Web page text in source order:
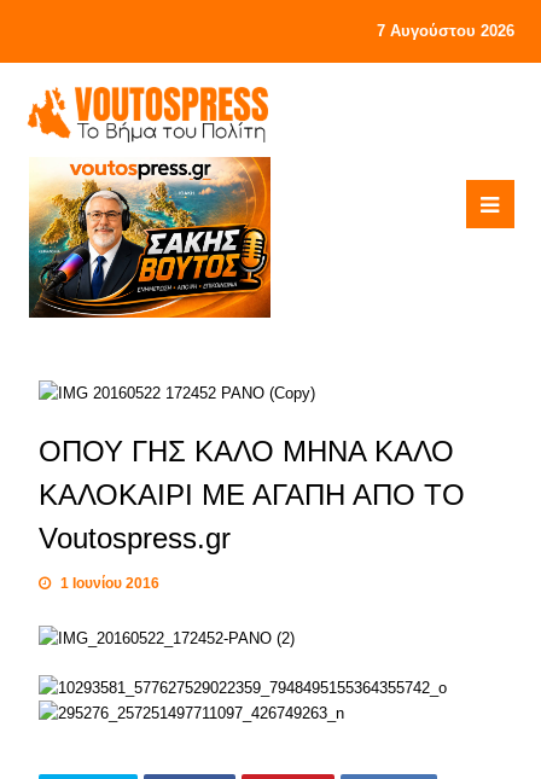
7 Αυγούστου 2026
ΟΠΟΥ ΓΗΣ ΚΑΛΟ ΜΗΝΑ ΚΑΛΟ
ΚΑΛΟΚΑΙΡΙ ΜΕ ΑΓΑΠΗ ΑΠΟ ΤΟ
Voutospress.gr
1 Ιουνίου 2016